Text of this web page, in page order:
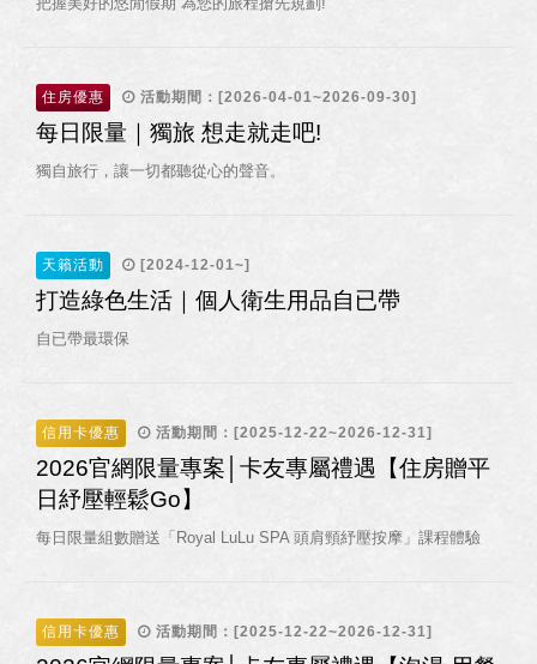
住房優惠 活動期間：[2026-04-01~2026-09-30]
每日限量｜獨旅 想走就走吧!
獨自旅行，讓一切都聽從心的聲音。
天籟活動 [2024-12-01~]
打造綠色生活｜個人衛生用品自已帶
自已帶最環保
信用卡優惠 活動期間：[2025-12-22~2026-12-31]
2026官網限量專案│卡友專屬禮遇【住房贈平
日紓壓輕鬆Go】
每日限量組數贈送「Royal LuLu SPA 頭肩頸紓壓按摩」課程體驗
信用卡優惠 活動期間：[2025-12-22~2026-12-31]